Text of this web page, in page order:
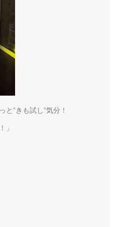
と”きも試し”気分！
」